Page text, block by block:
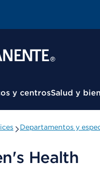
y centrosSalud y
Departamentos y
Health